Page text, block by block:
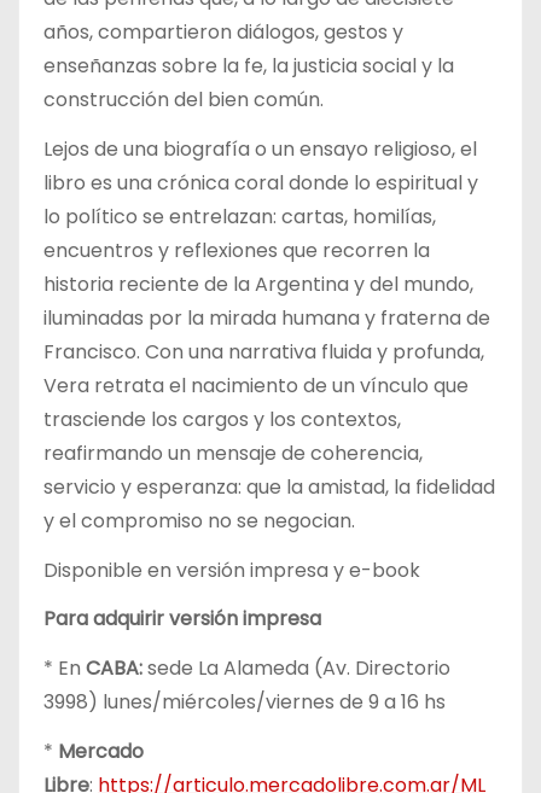
años, compartieron diálogos, gestos y
enseñanzas sobre la fe, la justicia social y la
construcción del bien común.
Lejos de una biografía o un ensayo religioso, el
libro es una crónica coral donde lo espiritual y
lo político se entrelazan: cartas, homilías,
encuentros y reflexiones que recorren la
historia reciente de la Argentina y del mundo,
iluminadas por la mirada humana y fraterna de
Francisco. Con una narrativa fluida y profunda,
Vera retrata el nacimiento de un vínculo que
trasciende los cargos y los contextos,
reafirmando un mensaje de coherencia,
servicio y esperanza: que la amistad, la fidelidad
y el compromiso no se negocian.
Disponible en versión impresa y e-book
Para adquirir versión impresa
* En CABA:sede La Alameda (Av. Directorio
3998) lunes/miércoles/viernes de 9 a 16 hs
* Mercado
Libre: https://articulo.mercadolibre.com.ar/ML